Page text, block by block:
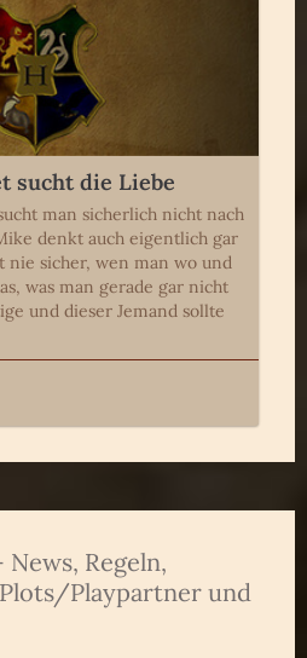
sucht die Liebe
man sicherlich nicht nach
denkt auch eigentlich gar
nie sicher, wen man wo und
was man gerade gar nicht
und dieser Jemand sollte
Regeln,
Playpartner und